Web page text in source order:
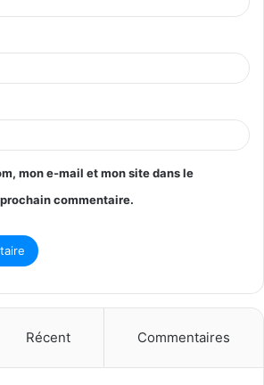
mon e-mail et mon site dans le
commentaire.
Récent Commentaires